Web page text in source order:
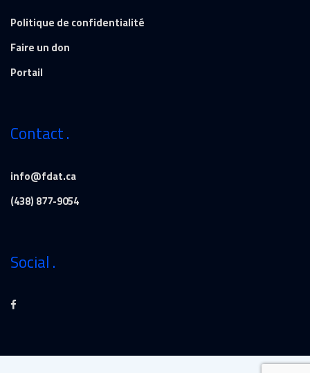
Politique de confidentialité
Faire un don
Portail
Contact
info@fdat.ca
(438) 877-9054
Social